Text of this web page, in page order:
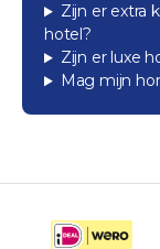
Zijn er extra
hotel?
Zijn er luxe
Mag mijn